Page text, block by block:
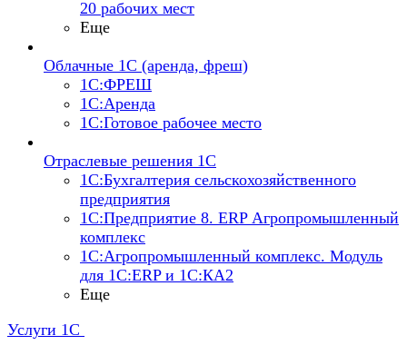
20 рабочих мест
Еще
Облачные 1С (аренда, фреш)
1С:ФРЕШ
1С:Аренда
1С:Готовое рабочее место
Отраслевые решения 1С
1С:Бухгалтерия сельскохозяйственного
предприятия
1С:Предприятие 8. ERP Агропромышленный
комплекс
1С:Агропромышленный комплекс. Модуль
для 1С:ERP и 1С:КА2
Еще
Услуги 1С